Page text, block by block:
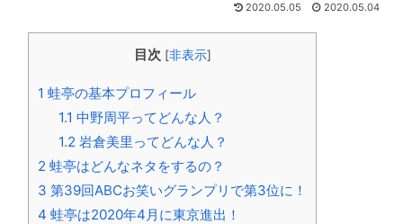
2020.05.05 2020.05.04
目次 [非表示]
1 蛙亭の基本プロフィール
1.1 中野周平ってどんな人？
1.2 岩倉美里ってどんな人？
2 蛙亭はどんなネタをするの？
3 第39回ABCお笑いグランプリで第3位に！
4 蛙亭は2020年4月に東京進出！